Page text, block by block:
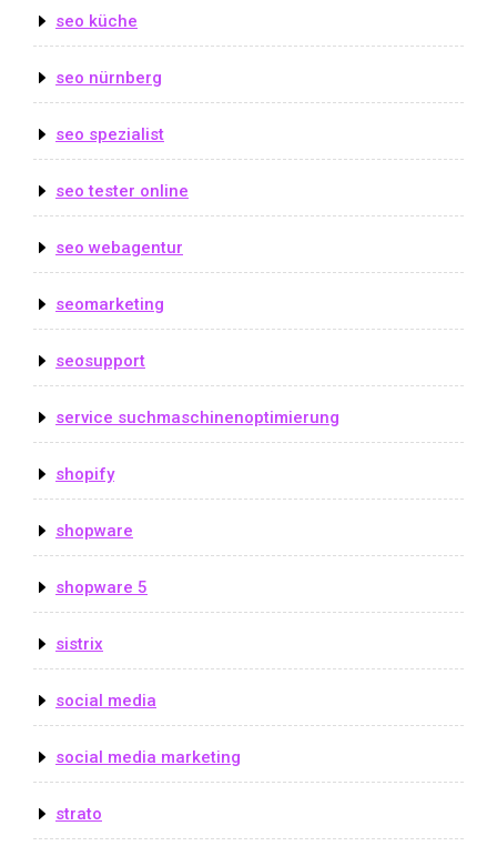
seo küche
seo nürnberg
seo spezialist
seo tester online
seo webagentur
seomarketing
seosupport
service suchmaschinenoptimierung
shopify
shopware
shopware 5
sistrix
social media
social media marketing
strato